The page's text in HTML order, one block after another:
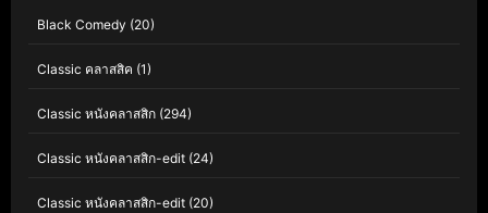
Black Comedy (20)
Classic คลาสสิค (1)
Classic หนังคลาสสิก (294)
Classic หนังคลาสสิก-edit (24)
Classic หนังคลาสสิก-edit (20)